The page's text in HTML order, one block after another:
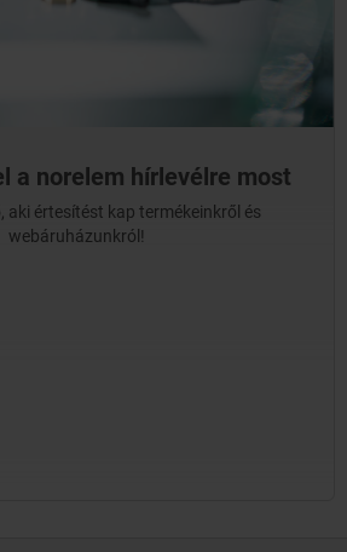
a norelem hírlevélre most
aki értesítést kap termékeinkről és
webáruházunkról!